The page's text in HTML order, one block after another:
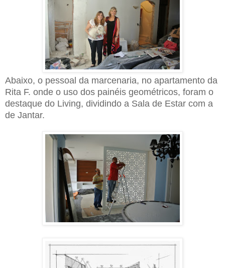
Abaixo, o pessoal da marcenaria, no apartamento da
Rita F. onde o uso dos painéis geométricos, foram o
destaque do Living, dividindo a Sala de Estar com a
de Jantar.